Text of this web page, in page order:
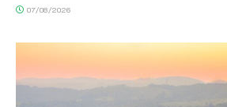
07/08/2026